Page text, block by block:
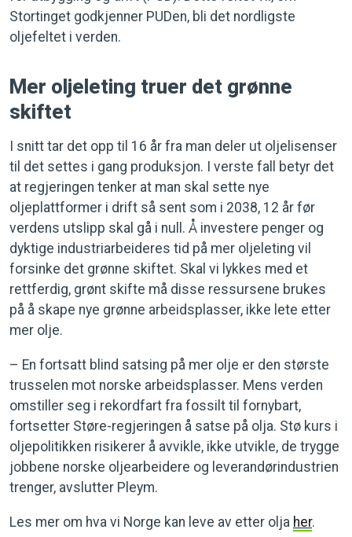
Stortinget godkjenner PUDen, bli det nordligste
oljefeltet i verden.
Mer oljeleting truer det grønne
skiftet
I snitt tar det opp til 16 år fra man deler ut oljelisenser
til det settes i gang produksjon. I verste fall betyr det
at regjeringen tenker at man skal sette nye
oljeplattformer i drift så sent som i 2038, 12 år før
verdens utslipp skal gå i null. Å investere penger og
dyktige industriarbeideres tid på mer oljeleting vil
forsinke det grønne skiftet. Skal vi lykkes med et
rettferdig, grønt skifte må disse ressursene brukes
på å skape nye grønne arbeidsplasser, ikke lete etter
mer olje.
– En fortsatt blind satsing på mer olje er den største
trusselen mot norske arbeidsplasser. Mens verden
omstiller seg i rekordfart fra fossilt til fornybart,
fortsetter Støre-regjeringen å satse på olja. Stø kurs i
oljepolitikken risikerer å avvikle, ikke utvikle, de trygge
jobbene norske oljearbeidere og leverandørindustrien
trenger, avslutter Pleym.
Les mer om hva vi Norge kan leve av etter olja her.